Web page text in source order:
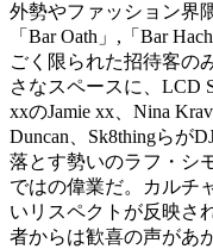
外勢やファッション界
「Bar Oath」,「Bar
ごく限られた招待客の
さなスペースに、LCD
xxのJamie xx、Nina
Duncan、Sk8thingらが
落とす勢いのラフ・シ
ではの偉業だ。カルチ
いリスペクトが反映さ
者からは歓喜の声があ